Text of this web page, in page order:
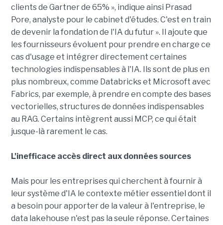
clients de Gartner de 65% », indique ainsi Prasad
Pore, analyste pour le cabinet d'études. C'est en train
de devenir la fondation de l'IA du futur ». Il ajoute que
les fournisseurs évoluent pour prendre en charge ce
cas d'usage et intégrer directement certaines
technologies indispensables à l'IA. Ils sont de plus en
plus nombreux, comme Databricks et Microsoft avec
Fabrics, par exemple, à prendre en compte des bases
vectorielles, structures de données indispensables
au RAG. Certains intègrent aussi MCP, ce qui était
jusque-là rarement le cas.
L'inefficace accès direct aux données sources
Mais pour les entreprises qui cherchent à fournir à
leur système d'IA le contexte métier essentiel dont il
a besoin pour apporter de la valeur à l'entreprise, le
data lakehouse n'est pas la seule réponse. Certaines